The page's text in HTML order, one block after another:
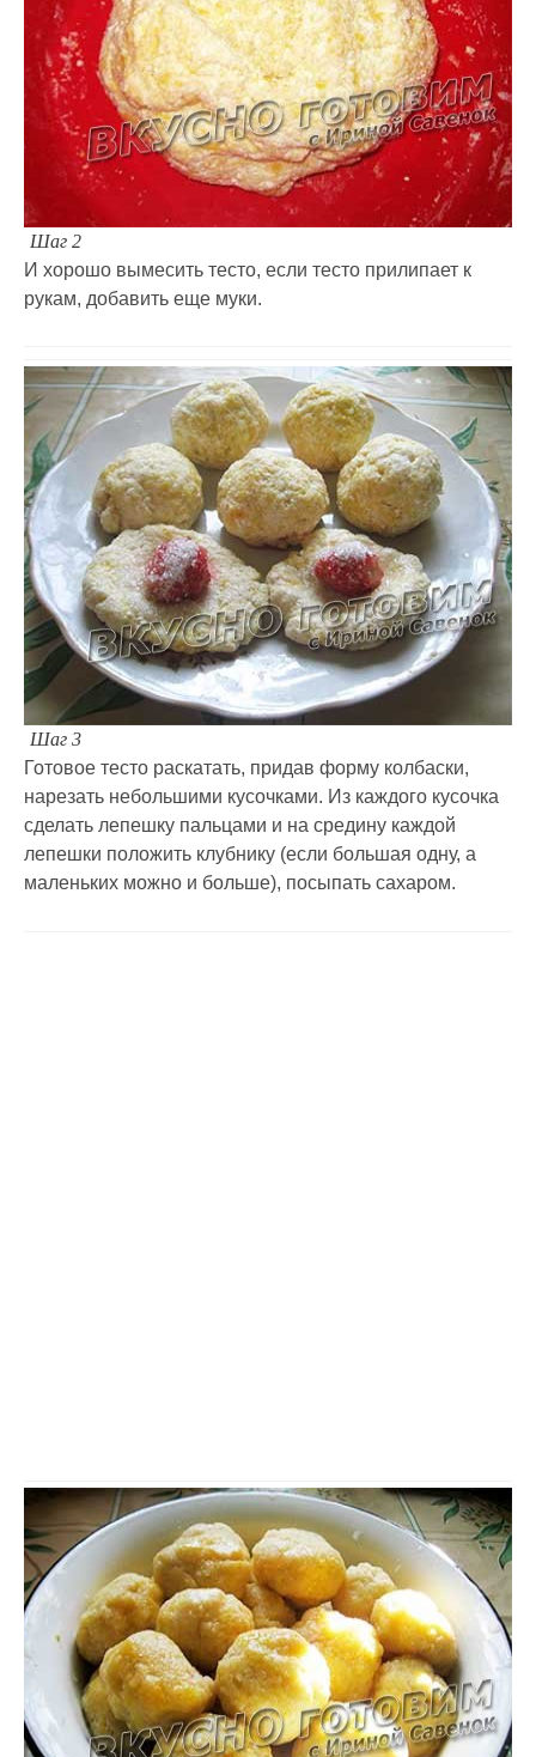
Шаг 2
И хорошо вымесить тесто, если тесто прилипает к
рукам, добавить еще муки.
Шаг 3
Готовое тесто раскатать, придав форму колбаски,
нарезать небольшими кусочками. Из каждого кусочка
сделать лепешку пальцами и на средину каждой
лепешки положить клубнику (если большая одну, а
маленьких можно и больше), посыпать сахаром.